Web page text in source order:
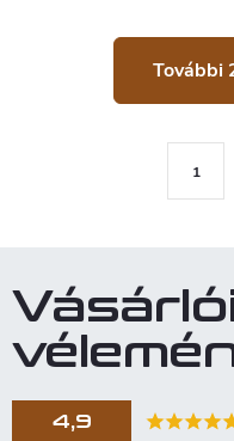
í
t
s
l
További
z
á
s
1
4,9